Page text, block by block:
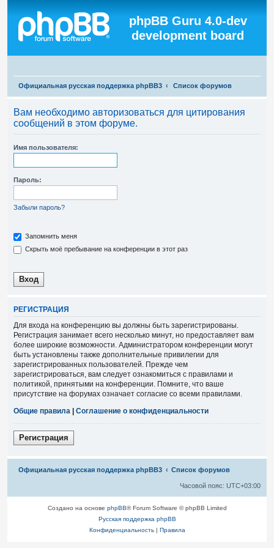
phpBB Guru 4.0-dev
development board
Официальная русская поддержка phpBB3 Список форумов
Вам необходимо авторизоваться для цитирования
сообщений в этом форуме.
Имя пользователя:
Пароль:
Забыли пароль?
Запомнить меня
Скрыть моё пребывание на конференции в этот раз
РЕГИСТРАЦИЯ
Для входа на конференцию вы должны быть зарегистрированы.
Регистрация занимает всего несколько минут, но предоставляет вам
более широкие возможности. Администратором конференции могут
быть установлены также дополнительные привилегии для
зарегистрированных пользователей. Прежде чем
зарегистрироваться, вам следует ознакомиться с правилами и
политикой, принятыми на конференции. Помните, что ваше
присутствие на форумах означает согласие со всеми правилами.
Общие правила
Соглашение о конфиденциальности
Регистрация
Официальная русская поддержка phpBB3 Список форумов
Часовой пояс: UTC+03:00
Связаться с
Создано на основе phpBB® Forum Software © phpBB Limited
Русская поддержка phpBB
Конфиденциальность| Правила